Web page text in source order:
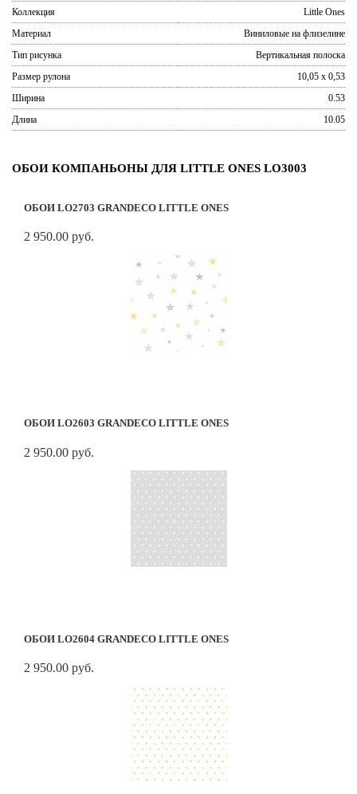
Коллекция
Little Ones
Материал
Виниловые на флизелине
Тип рисунка
Вертикальная полоска
Размер рулона
10,05 x 0,53
Ширина
0.53
Длина
10.05
ОБОИ КОМПАНЬОНЫ ДЛЯ LITTLE ONES LO3003
ОБОИ LO2703 GRANDECO LITTLE ONES
2 950.00 руб.
ОБОИ LO2603 GRANDECO LITTLE ONES
2 950.00 руб.
ОБОИ LO2604 GRANDECO LITTLE ONES
2 950.00 руб.